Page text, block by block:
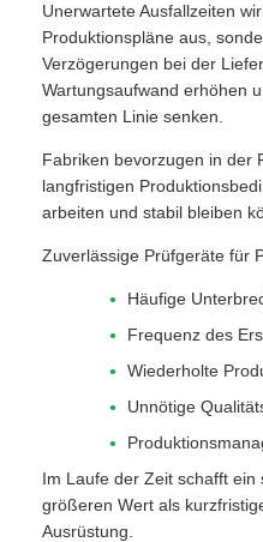
Unerwartete Ausfallzeiten
Produktionspläne aus,
Verzögerungen bei der
Wartungsaufwand erhöhen
gesamten Linie senken.
Fabriken bevorzugen in der
langfristigen
arbeiten und stabil bleiben
Zuverlässige Prüfgeräte für
Häufige
Frequenz des
Wiederholte
Unnötige
Im Laufe der Zeit schafft ein
größeren Wert als
Ausrüstung.